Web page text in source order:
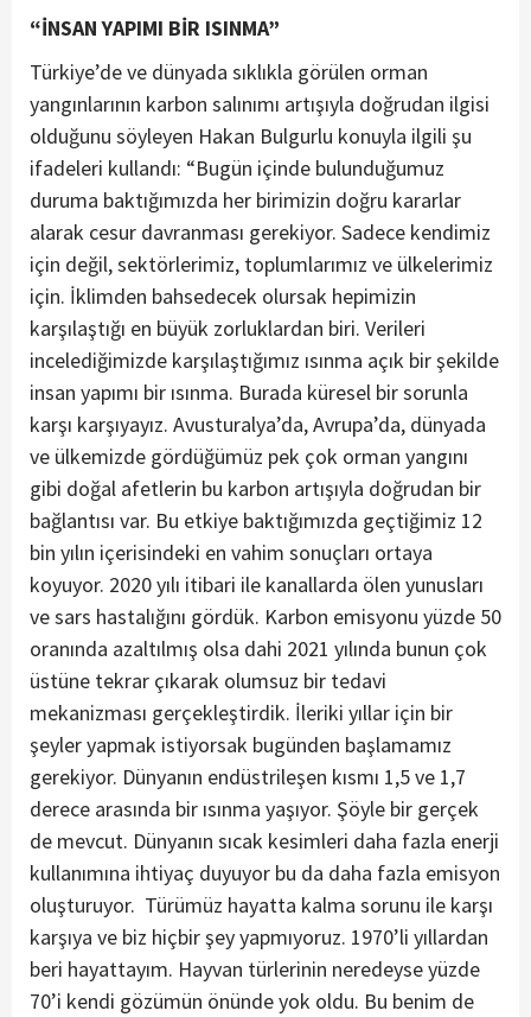
“İNSAN YAPIMI BİR ISINMA”
Türkiye’de ve dünyada sıklıkla görülen orman
yangınlarının karbon salınımı artışıyla doğrudan ilgisi
olduğunu söyleyen Hakan Bulgurlu konuyla ilgili şu
ifadeleri kullandı: “Bugün içinde bulunduğumuz
duruma baktığımızda her birimizin doğru kararlar
alarak cesur davranması gerekiyor. Sadece kendimiz
için değil, sektörlerimiz, toplumlarımız ve ülkelerimiz
için. İklimden bahsedecek olursak hepimizin
karşılaştığı en büyük zorluklardan biri. Verileri
incelediğimizde karşılaştığımız ısınma açık bir şekilde
insan yapımı bir ısınma. Burada küresel bir sorunla
karşı karşıyayız. Avusturalya’da, Avrupa’da, dünyada
ve ülkemizde gördüğümüz pek çok orman yangını
gibi doğal afetlerin bu karbon artışıyla doğrudan bir
bağlantısı var. Bu etkiye baktığımızda geçtiğimiz 12
bin yılın içerisindeki en vahim sonuçları ortaya
koyuyor. 2020 yılı itibari ile kanallarda ölen yunusları
ve sars hastalığını gördük. Karbon emisyonu yüzde 50
oranında azaltılmış olsa dahi 2021 yılında bunun çok
üstüne tekrar çıkarak olumsuz bir tedavi
mekanizması gerçekleştirdik. İleriki yıllar için bir
şeyler yapmak istiyorsak bugünden başlamamız
gerekiyor. Dünyanın endüstrileşen kısmı 1,5 ve 1,7
derece arasında bir ısınma yaşıyor. Şöyle bir gerçek
de mevcut. Dünyanın sıcak kesimleri daha fazla enerji
kullanımına ihtiyaç duyuyor bu da daha fazla emisyon
oluşturuyor. Türümüz hayatta kalma sorunu ile karşı
karşıya ve biz hiçbir şey yapmıyoruz. 1970’li yıllardan
beri hayattayım. Hayvan türlerinin neredeyse yüzde
70’i kendi gözümün önünde yok oldu. Bu benim de